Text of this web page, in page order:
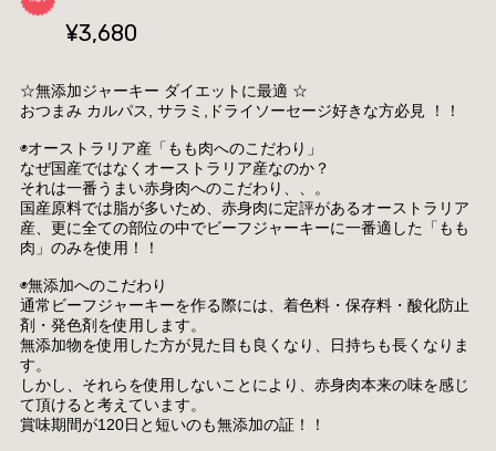
¥3,680
☆無添加ジャーキー ダイエットに最適 ☆
おつまみ カルパス, サラミ,ドライソーセージ好きな方必見 ！！
◉オーストラリア産「もも肉へのこだわり」
なぜ国産ではなくオーストラリア産なのか？
それは一番うまい赤身肉へのこだわり、、。
国産原料では脂が多いため、赤身肉に定評があるオーストラリア
産、更に全ての部位の中でビーフジャーキーに一番適した「もも
肉」のみを使用！！
◉無添加へのこだわり
通常ビーフジャーキーを作る際には、着色料・保存料・酸化防止
剤・発色剤を使用します。
無添加物を使用した方が見た目も良くなり、日持ちも長くなりま
す。
しかし、それらを使用しないことにより、赤身肉本来の味を感じ
て頂けると考えています。
賞味期間が120日と短いのも無添加の証！！